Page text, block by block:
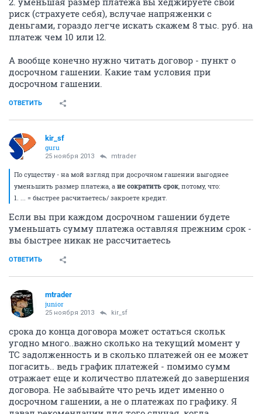
риск (страхуете себя), вслучае напряженки с
деньгами, гораздо легче искать скажем 8 тыс. руб. на
платеж чем 10 или 12.
А вообще конечно нужно читать договор - пункт о
досрочном гашении. Какие там условия при
досрочном гашении.
ОТВЕТИТЬ
kir_sf
guru
25 ноября 2013 mtrader
По существу - на мой взгляд при досрочном гашении выгоднее
уменьшить размер платежа, а не сократить срок, потому, что:
1. ... = быстрее расчитаетесь/ закроете кредит.
Если вы при каждом досрочном гашении будете
уменьшать сумму платежа оставляя прежним срок -
вы быстрее никак не рассчитаетесь
ОТВЕТИТЬ
mtrader
junior
25 ноября 2013 kir_sf
срока до конца договора может остаться скольк
угодно много..важно сколько на текущий момент у
ТС задолженность и в сколько платежей он ее может
погасить.. ведь график платежей - помимо сумм
отражает еще и количество платежей до завершения
договора. Не забывайте что речь идет именно о
досрочном гашении, а не о платежах по графику. Я